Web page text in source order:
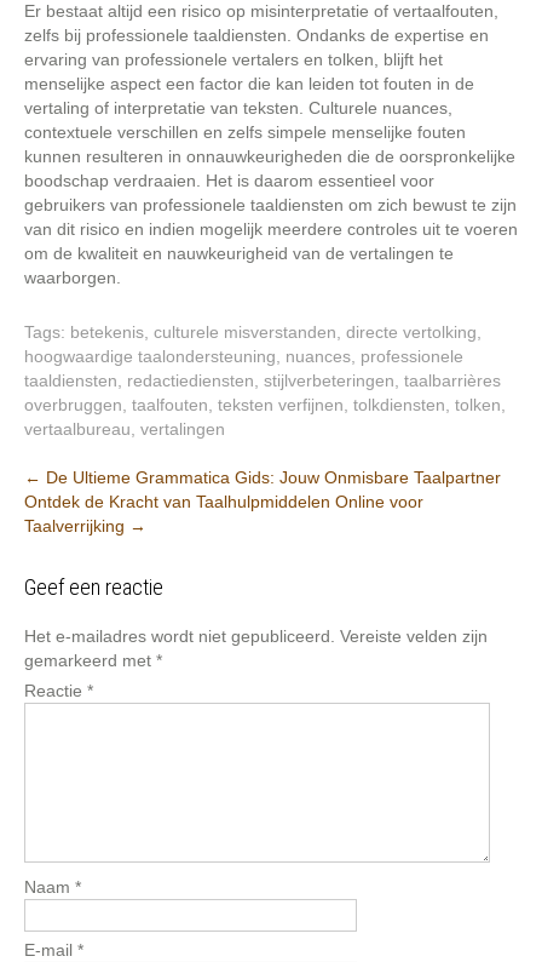
Er bestaat altijd een risico op misinterpretatie of vertaalfouten,
zelfs bij professionele taaldiensten. Ondanks de expertise en
ervaring van professionele vertalers en tolken, blijft het
menselijke aspect een factor die kan leiden tot fouten in de
vertaling of interpretatie van teksten. Culturele nuances,
contextuele verschillen en zelfs simpele menselijke fouten
kunnen resulteren in onnauwkeurigheden die de oorspronkelijke
boodschap verdraaien. Het is daarom essentieel voor
gebruikers van professionele taaldiensten om zich bewust te zijn
van dit risico en indien mogelijk meerdere controles uit te voeren
om de kwaliteit en nauwkeurigheid van de vertalingen te
waarborgen.
Tags: betekenis culturele misverstanden directe vertolking
hoogwaardige taalondersteuning
nuances professionele
taaldiensten
redactiediensten stijlverbeteringen taalbarrières
overbruggen taalfouten teksten verfijnen tolkdiensten tolken
vertaalbureau vertalingen
Berichtnavigatie
← De Ultieme Grammatica Gids: Jouw Onmisbare Taalpartner
Ontdek de Kracht van Taalhulpmiddelen Online voor
Taalverrijking →
Geef een reactie
Het e-mailadres wordt niet gepubliceerd. Vereiste velden zijn
gemarkeerd met *
Reactie *
Naam *
E-mail *